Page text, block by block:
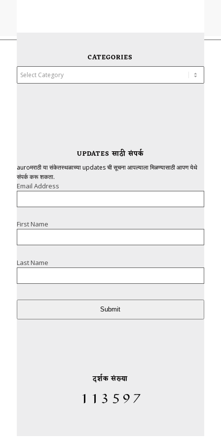
CATEGORIES
Categories
UPDATES साठी संपर्क
auroमराठी या संकेतस्थळाच्या updates ची सूचना आपल्याला मिळण्यासाठी आपण येथे
संपर्क करू शकता.
Email Address
First Name
Last Name
Submit
दर्शक संख्या